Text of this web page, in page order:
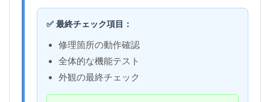
✅ 最終チェック項目：
修理箇所の動作確認
全体的な機能テスト
外観の最終チェック